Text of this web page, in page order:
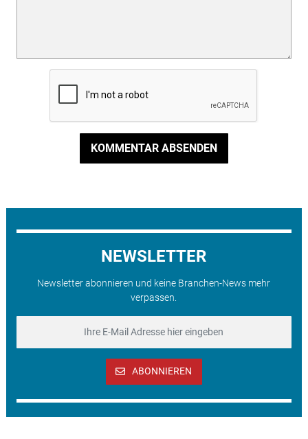
KOMMENTAR ABSENDEN
NEWSLETTER
Newsletter abonnieren und keine Branchen-News mehr
verpassen.
ABONNIEREN